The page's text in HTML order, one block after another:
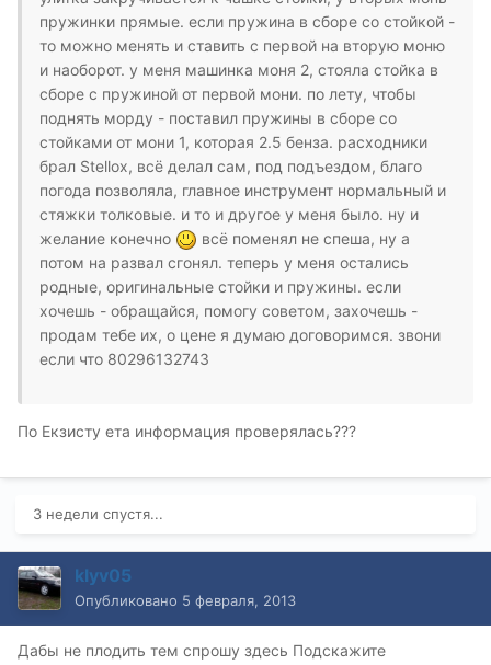
пружинки прямые. если пружина в сборе со стойкой -
то можно менять и ставить с первой на вторую моню
и наоборот. у меня машинка моня 2, стояла стойка в
сборе с пружиной от первой мони. по лету, чтобы
поднять морду - поставил пружины в сборе со
стойками от мони 1, которая 2.5 бенза. расходники
брал Stellox, всё делал сам, под подъездом, благо
погода позволяла, главное инструмент нормальный и
стяжки толковые. и то и другое у меня было. ну и
желание конечно
всё поменял не спеша, ну а
потом на развал сгонял. теперь у меня остались
родные, оригинальные стойки и пружины. если
хочешь - обращайся, помогу советом, захочешь -
продам тебе их, о цене я думаю договоримся. звони
если что 80296132743
По Екзисту ета информация проверялась???
3 недели спустя...
klyv05
Опубликовано 5 февраля, 2013
Дабы не плодить тем спрошу здесь Подскажите